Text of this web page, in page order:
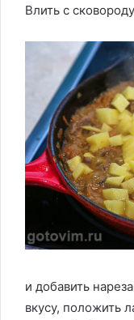
Влить с
и добавить
вкусу, положить